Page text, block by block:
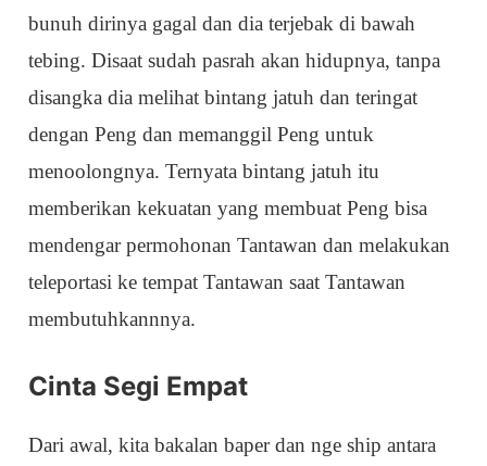
bunuh dirinya gagal dan dia terjebak di bawah
tebing. Disaat sudah pasrah akan hidupnya, tanpa
disangka dia melihat bintang jatuh dan teringat
dengan Peng dan memanggil Peng untuk
menoolongnya. Ternyata bintang jatuh itu
memberikan kekuatan yang membuat Peng bisa
mendengar permohonan Tantawan dan melakukan
teleportasi ke tempat Tantawan saat Tantawan
membutuhkannnya.
Cinta Segi Empat
Dari awal, kita bakalan baper dan nge ship antara